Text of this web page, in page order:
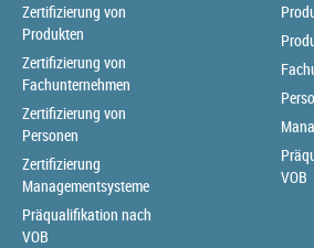
Zertifizierung von
Produkten
Zertifizierung von
Fachunternehmen
Zertifizierung von
Personen
Zertifizierung
Managementsysteme
Präqualifikation nach
VOB
VOB